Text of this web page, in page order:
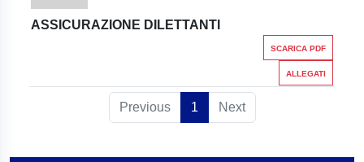
ASSICURAZIONE DILETTANTI
SCARICA PDF
ALLEGATI
Previous 1 Next